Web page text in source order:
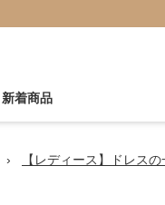
新着商品
› 【レディース】ドレス